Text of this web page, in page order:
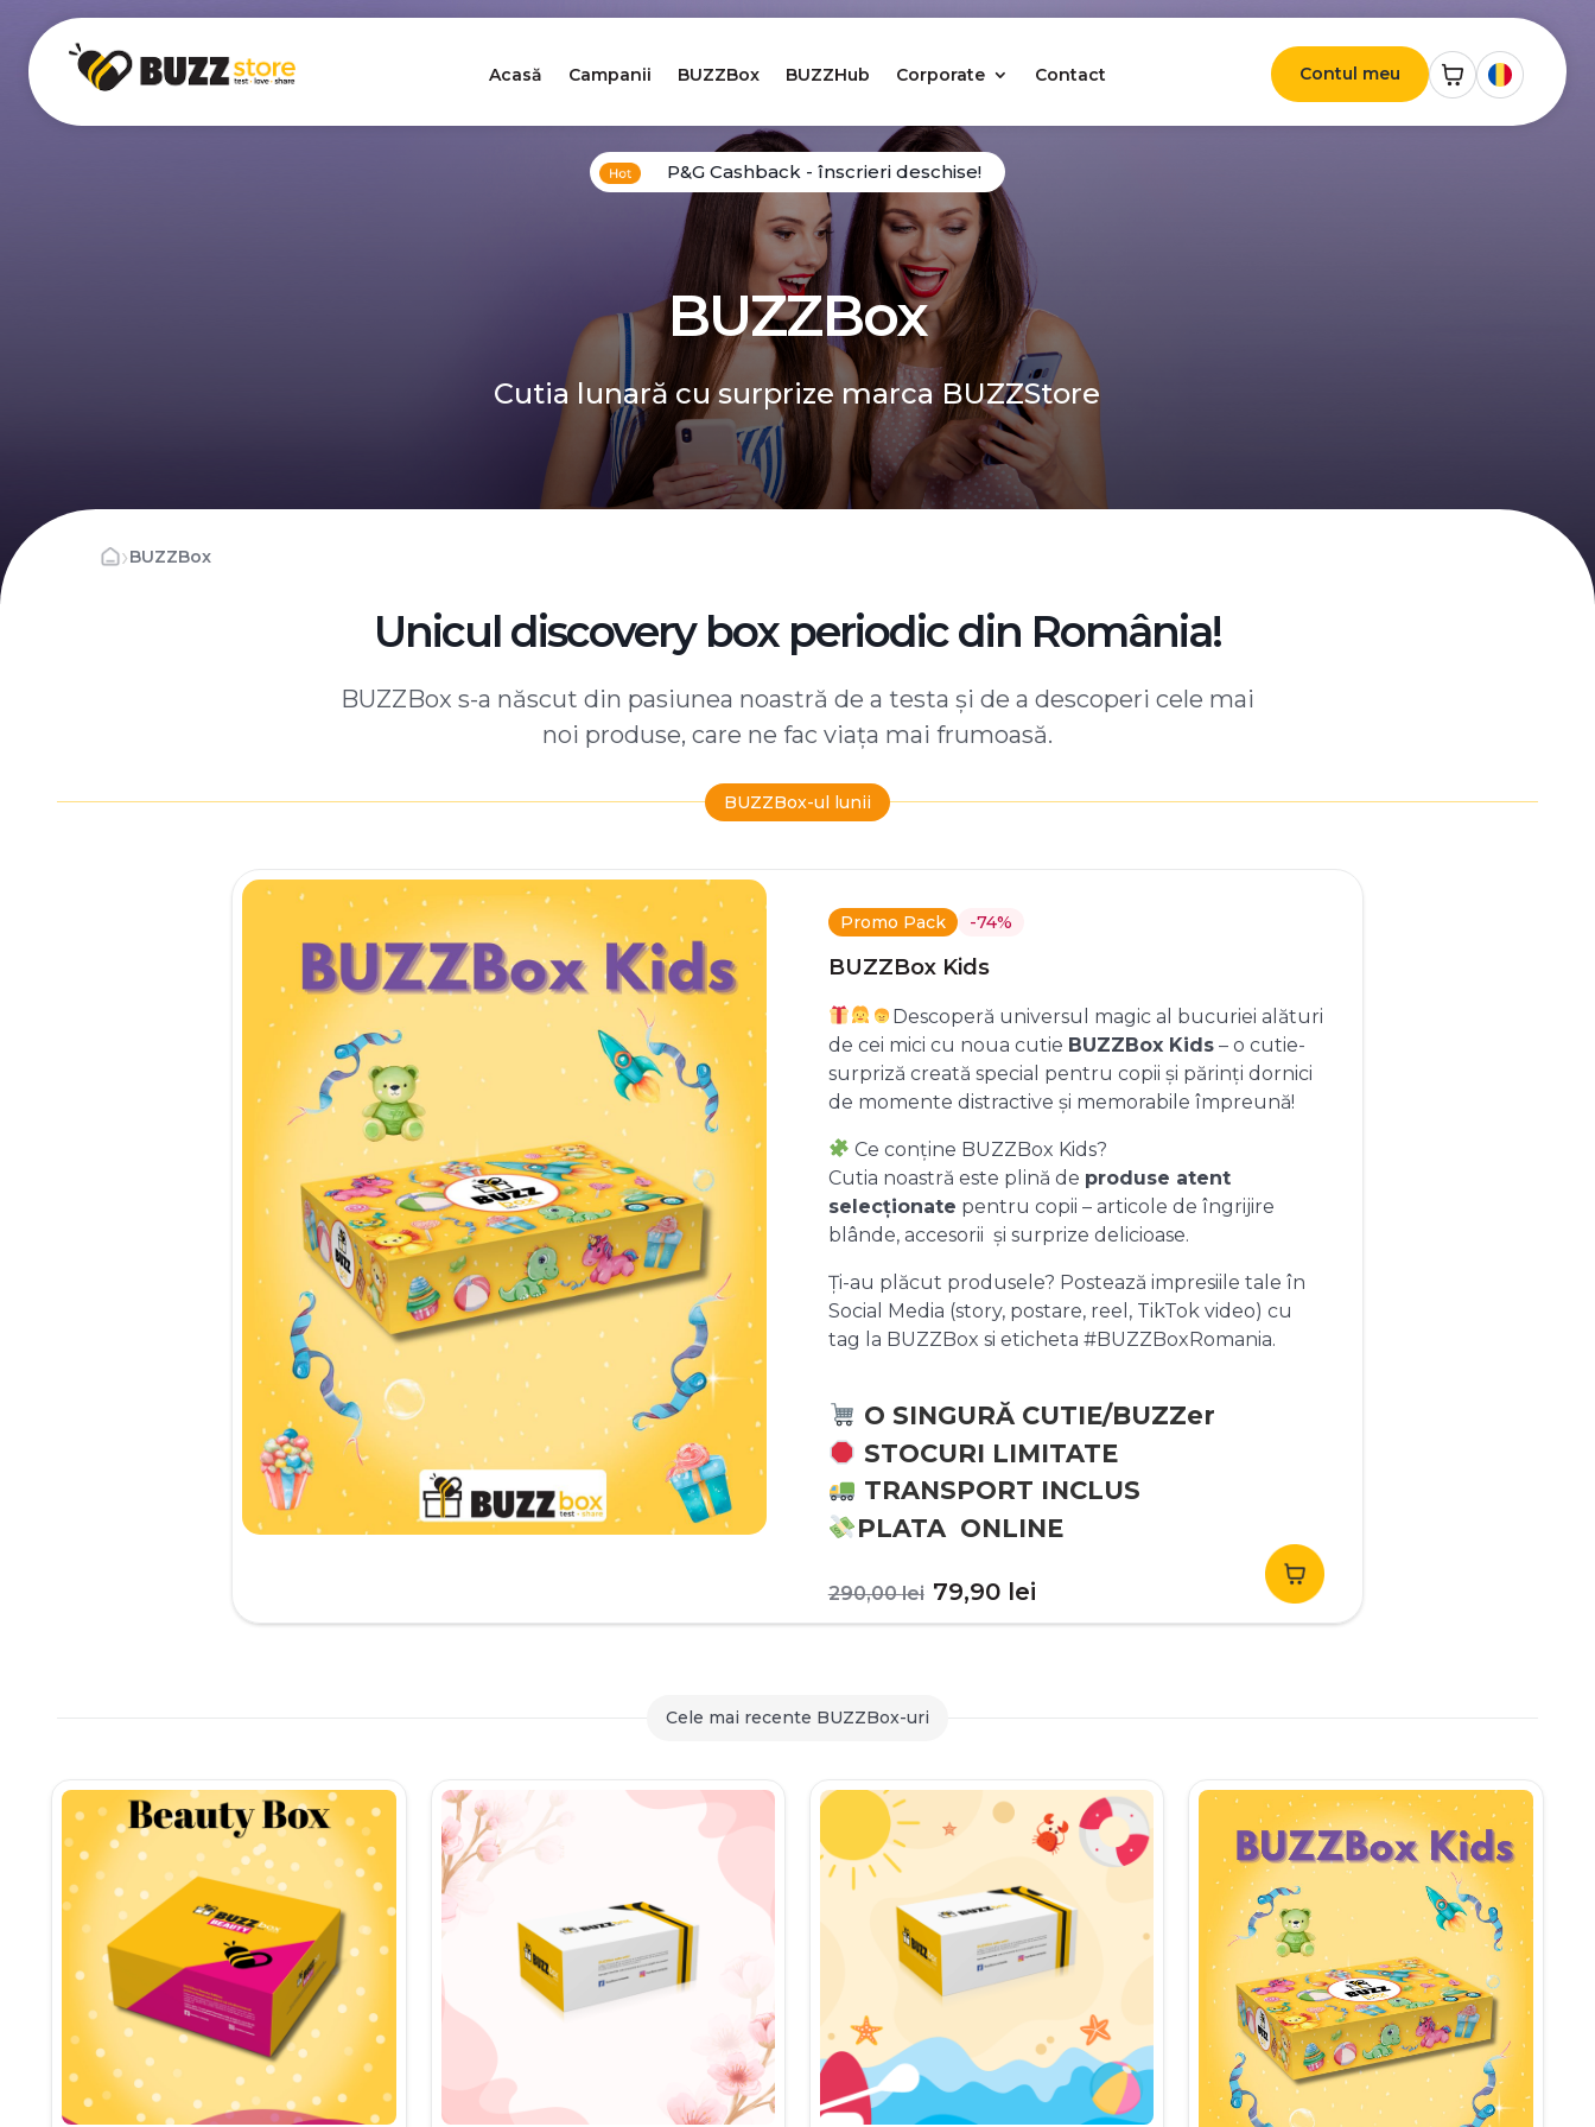
Acasă Campanii BUZZBox BUZZHub Corporate Contact Contul meu
P&G Cashback - înscrieri deschise!
BUZZBox
Cutia lunară cu surprize marca BUZZStore
›BUZZBox
Unicul discovery box periodic din România!
BUZZBox s-a născut din pasiunea noastră de a testa și de a descoperi cele mai
noi produse, care ne fac viața mai frumoasă.
BUZZBox-ul lunii
Promo Pack -74%
BUZZBox Kids
Descoperă universul magic al bucuriei alături
de cei mici cu noua cutie BUZZBox Kids– o cutie-
surpriză creată special pentru copii și părinți dornici
de momente distractive și memorabile împreună!
Ce conține BUZZBox Kids?
Cutia noastră este plină de produse atent
selecționate pentru copii – articole de îngrijire
blânde, accesorii și surprize delicioase.
Ți-au plăcut produsele? Postează impresiile tale în
Social Media (story, postare, reel, TikTok video) cu
tag la BUZZBox si eticheta #BUZZBoxRomania.
O SINGURĂ CUTIE/BUZZer
STOCURI LIMITATE
TRANSPORT INCLUS
PLATA ONLINE
290,00lei Prețul
inițial
79,90 leiPrețul
curent
Cele mai recente BUZZBox-uri